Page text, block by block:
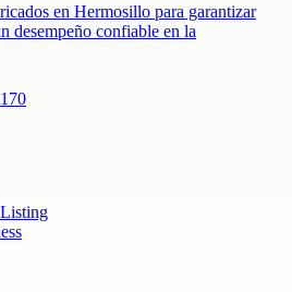
en Hermosillo para garantizar
desempeño confiable en la